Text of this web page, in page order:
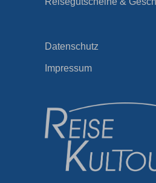
Datenschutz
Impressum